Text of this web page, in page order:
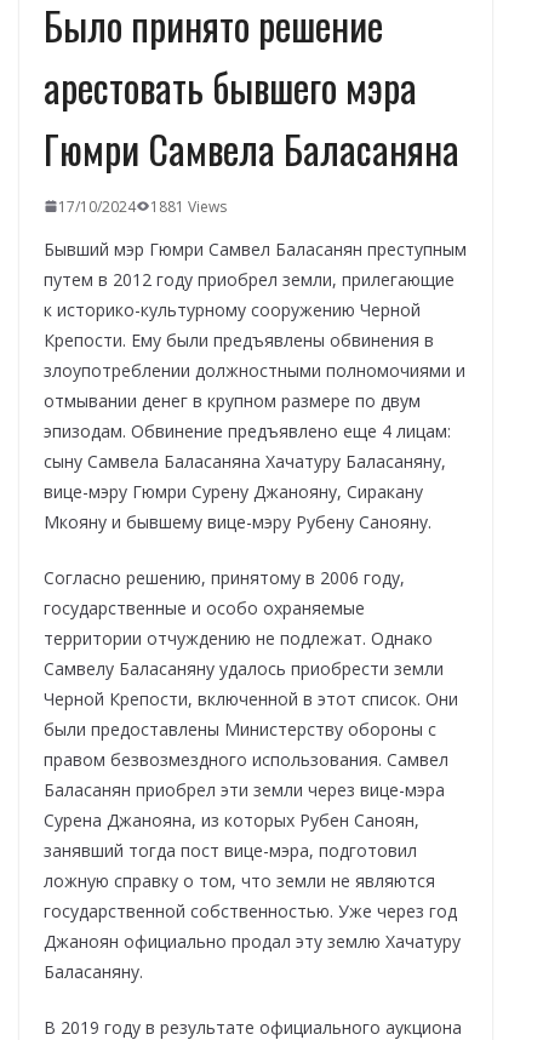
Было принято решение
арестовать бывшего мэра
Гюмри Самвела Баласаняна
17/10/2024 1881 Views
Бывший мэр Гюмри Самвел Баласанян преступным
путем в 2012 году приобрел земли, прилегающие
к историко-культурному сооружению Черной
Крепости. Ему были предъявлены обвинения в
злоупотреблении должностными полномочиями и
отмывании денег в крупном размере по двум
эпизодам. Обвинение предъявлено еще 4 лицам:
сыну Самвела Баласаняна Хачатуру Баласаняну,
вице-мэру Гюмри Сурену Джанояну, Сиракану
Мкояну и бывшему вице-мэру Рубену Санояну.
Согласно решению, принятому в 2006 году,
государственные и особо охраняемые
территории отчуждению не подлежат. Однако
Самвелу Баласаняну удалось приобрести земли
Черной Крепости, включенной в этот список. Они
были предоставлены Министерству обороны с
правом безвозмездного использования. Самвел
Баласанян приобрел эти земли через вице-мэра
Сурена Джанояна, из которых Рубен Саноян,
занявший тогда пост вице-мэра, подготовил
ложную справку о том, что земли не являются
государственной собственностью. Уже через год
Джаноян официально продал эту землю Хачатуру
Баласаняну.
В 2019 году в результате официального аукциона